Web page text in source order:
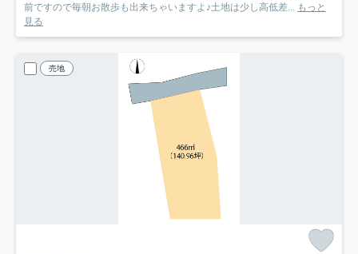
前ですので毎朝お散歩も出来ちゃいますよ♪土地は少し高低差...
もっと
見る
売地